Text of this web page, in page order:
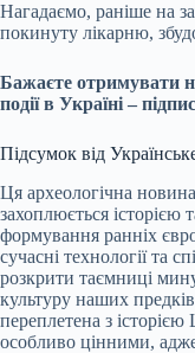
Нагадаємо, раніше на
покинуту лікарню,
Бажаєте отримувати
події в Україні –
Підсумок від
Ця археологічна
захоплюється історією
формування ранніх
сучасні технології та
розкрити таємниці
культуру наших
переплетена з
особливо цінними,